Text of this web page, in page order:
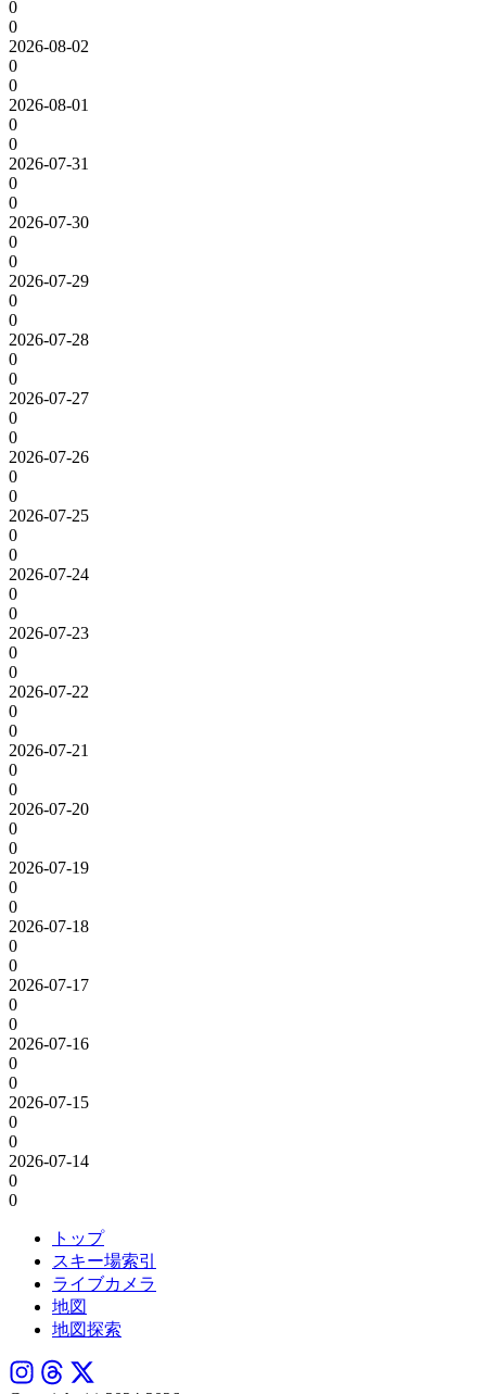
0
0
2026-08-02
0
0
2026-08-01
0
0
2026-07-31
0
0
2026-07-30
0
0
2026-07-29
0
0
2026-07-28
0
0
2026-07-27
0
0
2026-07-26
0
0
2026-07-25
0
0
2026-07-24
0
0
2026-07-23
0
0
2026-07-22
0
0
2026-07-21
0
0
2026-07-20
0
0
2026-07-19
0
0
2026-07-18
0
0
2026-07-17
0
0
2026-07-16
0
0
2026-07-15
0
0
2026-07-14
0
0
トップ
スキー場索引
ライブカメラ
地図
地図探索